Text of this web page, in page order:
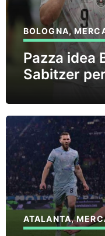
BOLOGNA,
Pazza idea
Sabitzer
ATALANTA,